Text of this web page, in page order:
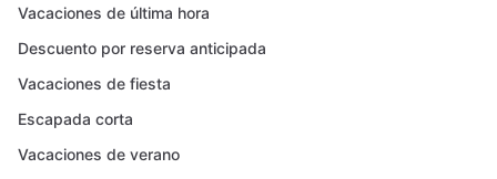
Vacaciones de última hora
Descuento por reserva anticipada
Vacaciones de fiesta
Escapada corta
Vacaciones de verano